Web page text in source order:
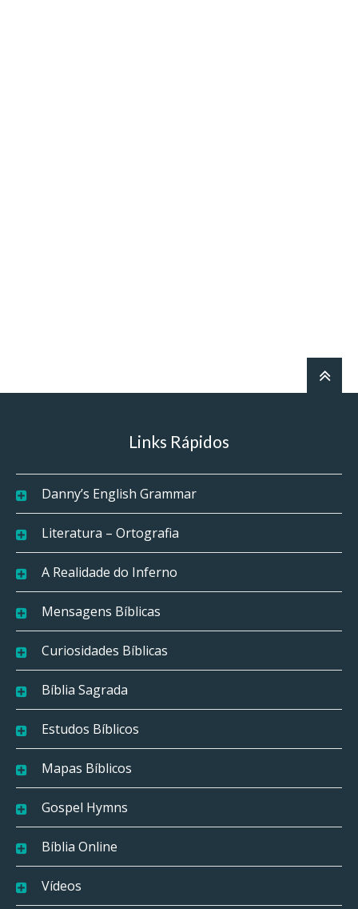
Links Rápidos
Danny’s English Grammar
Literatura – Ortografia
A Realidade do Inferno
Mensagens Bíblicas
Curiosidades Bíblicas
Bíblia Sagrada
Estudos Bíblicos
Mapas Bíblicos
Gospel Hymns
Bíblia Online
Vídeos